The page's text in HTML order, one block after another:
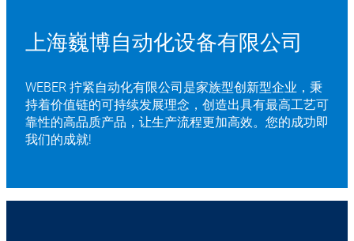
上海巍博自动化设备有限公司
WEBER 拧紧自动化有限公司是家族型创新型企业，秉
持着价值链的可持续发展理念，创造出具有最高工艺可
靠性的高品质产品，让生产流程更加高效。您的成功即
我们的成就!